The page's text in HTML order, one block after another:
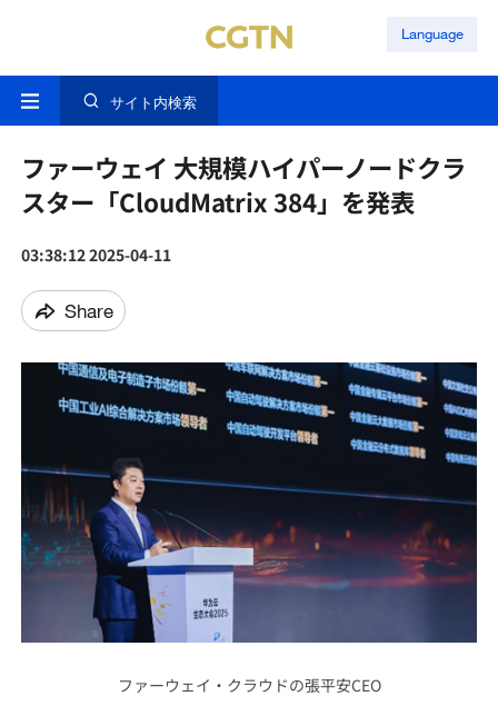
Language
サイト内検索
ファーウェイ 大規模ハイパーノードクラ
スター「CloudMatrix 384」を発表
03:38:12 2025-04-11
Share
ファーウェイ・クラウドの張平安CEO